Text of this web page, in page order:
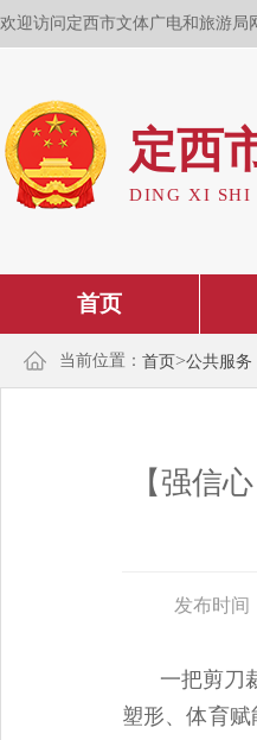
欢迎访问定西市文体广电和旅游局
定西
DING XI SHI
首页
当前位置： 首页>公共服务
【强信
发布时间
一把剪刀
塑形、体育